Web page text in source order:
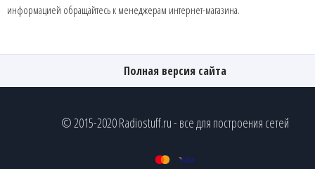
информацией обращайтесь к менеджерам интернет-магазина.
Полная версия сайта
© 2015-2020 Radiostuff.ru - все для построения сетей